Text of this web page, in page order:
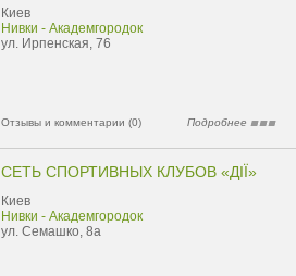
Киев
Нивки - Академгородок
ул. Ирпенская, 76
Отзывы и комментарии (0) Подробнее
СЕТЬ СПОРТИВНЫХ КЛУБОВ «ДІЇ»
Киев
Нивки - Академгородок
ул. Семашко, 8а